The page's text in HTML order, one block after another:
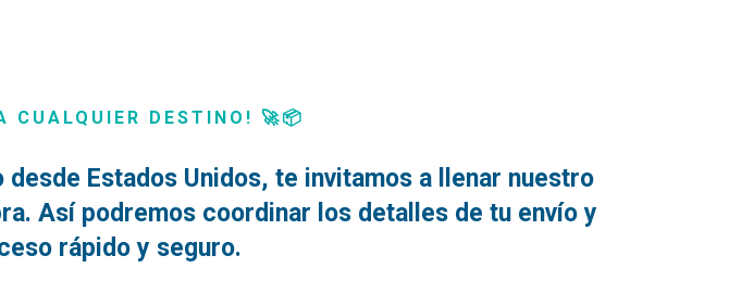
CUALQUIER DESTINO! 🚀📦
Estados Unidos, te invitamos a llenar nuestro
Así podremos coordinar los detalles de tu envío y
rápido y seguro.